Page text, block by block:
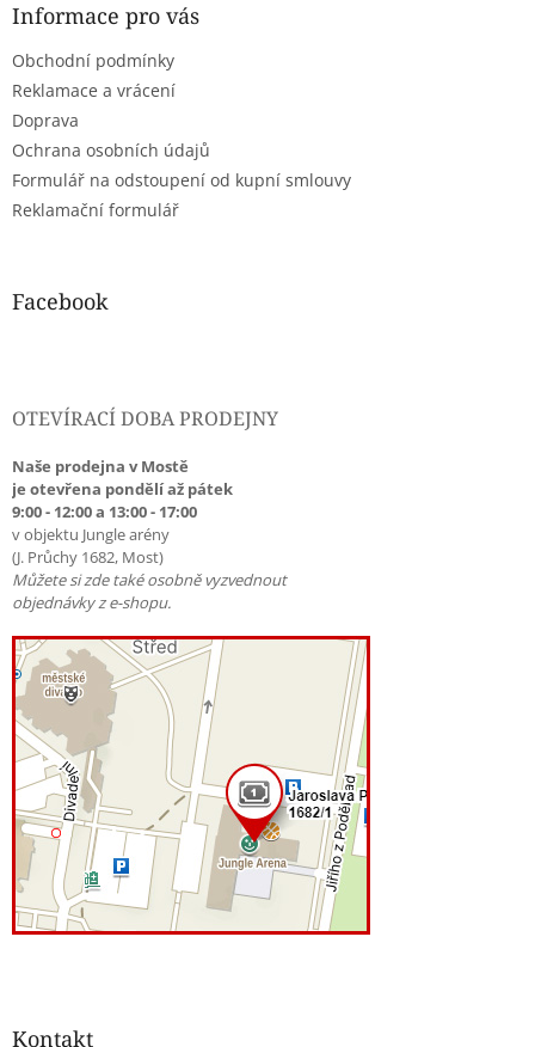
Informace pro vás
Obchodní podmínky
Reklamace a vrácení
Doprava
Ochrana osobních údajů
Formulář na odstoupení od kupní smlouvy
Reklamační formulář
Facebook
OTEVÍRACÍ DOBA PRODEJNY
Naše prodejna v Mostě
je otevřena pondělí až pátek
9:00 - 12:00 a 13:00 - 17:00
v objektu Jungle arény
(J. Průchy 1682, Most)
Můžete si zde také osobně vyzvednout
objednávky z e-shopu.
Kontakt